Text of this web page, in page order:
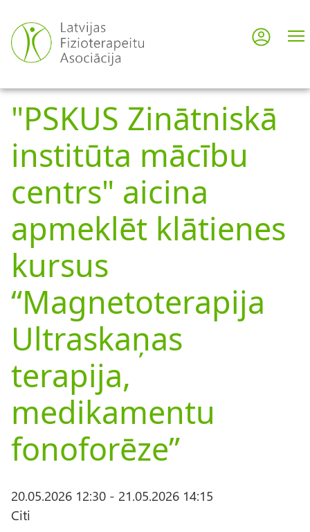
uz
galveno
saturu
User
"PSKUS Zinātniskā
institūta mācību
centrs" aicina
apmeklēt klātienes
kursus
“Magnetoterapija
Ultraskaņas
terapija,
medikamentu
fonoforēze”
20.05.2026 12:30 - 21.05.2026 14:15
Citi